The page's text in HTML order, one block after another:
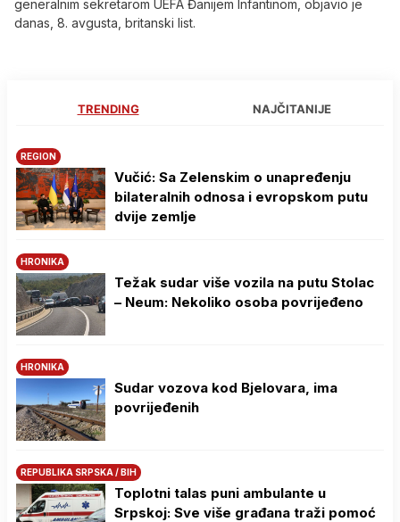
generalnim sekretarom UEFA Đanijem Infantinom, objavio je
danas, 8. avgusta, britanski list.
TRENDING NAJČITANIJE
REGION
Vučić: Sa Zelenskim o unapređenju
bilateralnih odnosa i evropskom putu
dvije zemlje
HRONIKA
Težak sudar više vozila na putu Stolac
– Neum: Nekoliko osoba povrijeđeno
HRONIKA
Sudar vozova kod Bjelovara, ima
povrijeđenih
REPUBLIKA SRPSKA / BIH
Toplotni talas puni ambulante u
Srpskoj: Sve više građana traži pomoć